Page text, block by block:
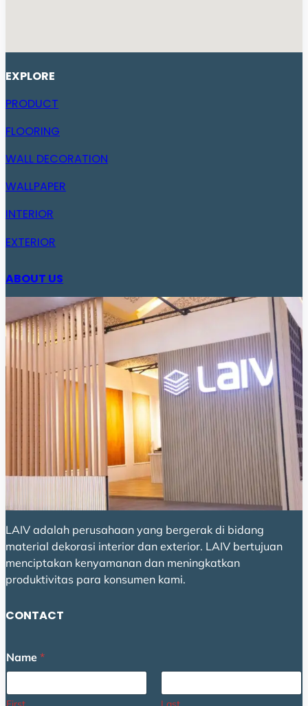
EXPLORE
PRODUCT
FLOORING
WALL DECORATION
WALLPAPER
INTERIOR
EXTERIOR
ABOUT US
LAIV adalah perusahaan yang bergerak di bidang
material dekorasi interior dan exterior. LAIV bertujuan
menciptakan kenyamanan dan meningkatkan
produktivitas para konsumen kami.
CONTACT
Name *